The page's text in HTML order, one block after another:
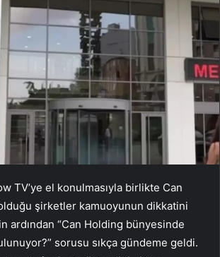
TV’ye el konulmasıyla birlikte Can
şirketler kamuoyunun dikkatini
ardından “Can Holding bünyesinde
sorusu sıkça gündeme geldi.